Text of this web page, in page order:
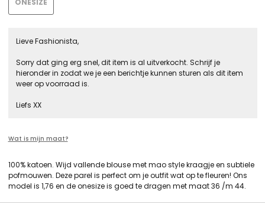
ONESIZE
Lieve Fashionista,
Sorry dat ging erg snel, dit item is al uitverkocht. Schrijf je
hieronder in zodat we je een berichtje kunnen sturen als dit item
weer op voorraad is.
Liefs XX
Wat is mijn maat?
100% katoen. Wijd vallende blouse met mao style kraagje en subtiele
pofmouwen. Deze parel is perfect om je outfit wat op te fleuren! Ons
model is 1,76 en de onesize is goed te dragen met maat 36 /m 44.